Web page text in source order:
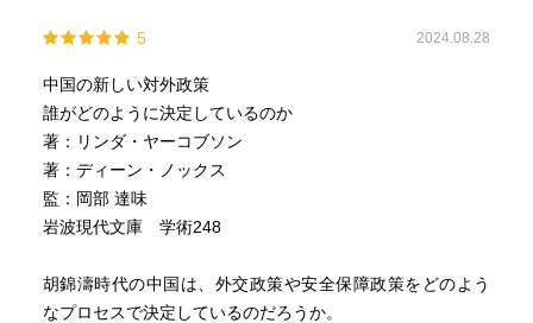
5 2024.08.28
中国の新しい対外政策
誰がどのように決定しているのか
著：リンダ・ヤーコブソン
著：ディーン・ノックス
監：岡部 達味
岩波現代文庫 学術248
胡錦濤時代の中国は、外交政策や安全保障政策をどのよう
なプロセスで決定しているのだろうか。